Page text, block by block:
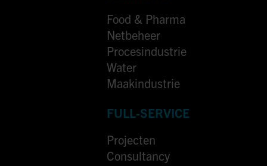
Food & Pharma
Netbeheer
Procesindustrie
Water
Maakindustrie
FULL-SERVICE
Projecten
Consultancy